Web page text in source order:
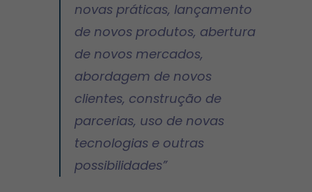
novas práticas, lançamento
de novos produtos, abertura
de novos mercados,
abordagem de novos
clientes, construção de
parcerias, uso de novas
tecnologias e outras
possibilidades”